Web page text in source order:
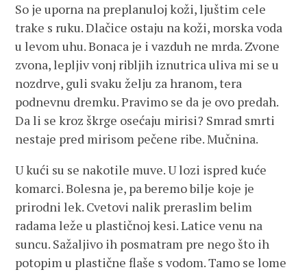
So je uporna na preplanuloj koži, ljuštim cele
trake s ruku. Dlačice ostaju na koži, morska voda
u levom uhu. Bonaca je i vazduh ne mrda. Zvone
zvona, lepljiv vonj ribljih iznutrica uliva mi se u
nozdrve, guli svaku želju za hranom, tera
podnevnu dremku. Pravimo se da je ovo predah.
Da li se kroz škrge osećaju mirisi? Smrad smrti
nestaje pred mirisom pečene ribe. Mučnina.
U kući su se nakotile muve. U lozi ispred kuće
komarci. Bolesna je, pa beremo bilje koje je
prirodni lek. Cvetovi nalik preraslim belim
radama leže u plastičnoj kesi. Latice venu na
suncu. Sažaljivo ih posmatram pre nego što ih
potopim u plastične flaše s vodom. Tamo se lome